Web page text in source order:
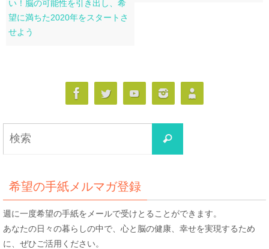
い！脳の可能性を引き出し、希
望に満ちた2020年をスタートさ
せよう
検
索
希望の手紙メルマガ登録
週に一度希望の手紙をメールで受けとることができます。
あなたの日々の暮らしの中で、心と脳の健康、幸せを実現するため
に、ぜひご活用ください。